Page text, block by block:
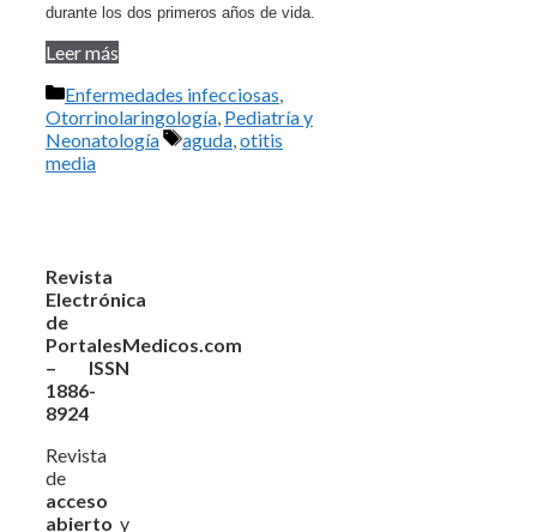
durante los dos primeros años de vida.
Leer más
Categorías
Enfermedades infecciosas,
Otorrinolaringología, Pediatría y
Neonatología
Etiquetas
aguda,otitis
media
Revista
Electrónica
de
PortalesMedicos.com
– ISSN
1886-
8924
Revista
de
acceso
abierto y